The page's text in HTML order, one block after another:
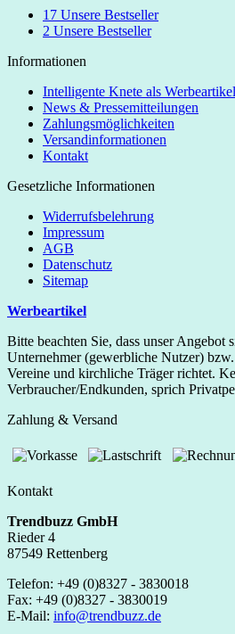
17 Unsere Bestseller
2 Unsere Bestseller
Informationen
Intelligente Knete als Werbeartikel
News & Pressemitteilungen
Zahlungsmöglichkeiten
Versandinformationen
Kontakt
Gesetzliche Informationen
Widerrufsbelehrung
Impressum
AGB
Datenschutz
Sitemap
Werbeartikel
Bitte beachten Sie, dass unser Angebot
Unternehmer (gewerbliche Nutzer)
Vereine und kirchliche Träger richtet.
Verbraucher/Endkunden, sprich
Zahlung & Versand
Kontakt
Trendbuzz GmbH
Rieder 4
87549 Rettenberg
Telefon: +49 (0)8327 - 3830018
Fax: +49 (0)8327 - 3830019
E-Mail: info@trendbuzz.de